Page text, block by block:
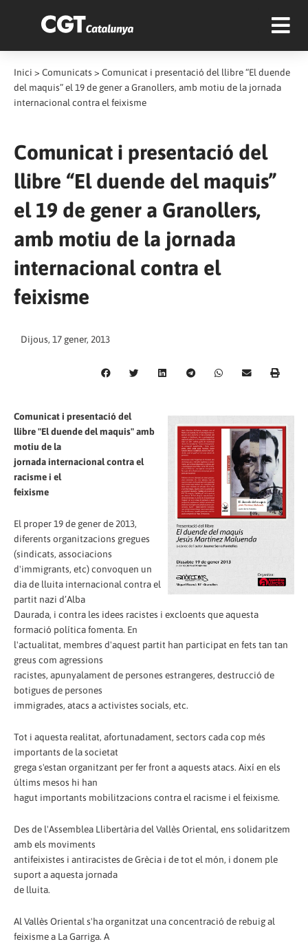
Inici > Comunicats > Comunicat i presentació del llibre “El duende
del maquis” el 19 de gener a Granollers, amb motiu de la jornada
internacional contra el feixisme
Comunicat i presentació del
llibre “El duende del maquis”
el 19 de gener a Granollers,
amb motiu de la jornada
internacional contra el
feixisme
Dijous, 17 gener, 2013
Comunicat i presentació del
llibre "El duende del maquis" amb
motiu de la
jornada internacional contra el
racisme i el
feixisme
El proper 19 de gener de 2013,
diferents organitzacions gregues
(sindicats, associacions
d'immigrants, etc) convoquen un
dia de lluita internacional contra el
partit nazi d’Alba
Daurada, i contra les idees racistes i excloents que aquesta
formació política fomenta. En
l'actualitat, membres d'aquest partit han participat en fets tan tan
greus com agressions
racistes, apunyalament de persones estrangeres, destrucció de
botigues de persones
immigrades, atacs a activistes socials, etc.
Tot i aquesta realitat, afortunadament, sectors cada cop més
importants de la societat
grega s'estan organitzant per fer front a aquests atacs. Així en els
últims mesos hi han
hagut importants mobilitzacions contra el racisme i el feixisme.
Des de l'Assemblea Llibertària del Vallès Oriental, ens solidaritzem
amb els moviments
antifeixistes i antiracistes de Grècia i de tot el món, i donem ple
suport a aquesta jornada
de lluita.
Al Vallès Oriental s'ha organitzat una concentració de rebuig al
feixisme a La Garriga. A